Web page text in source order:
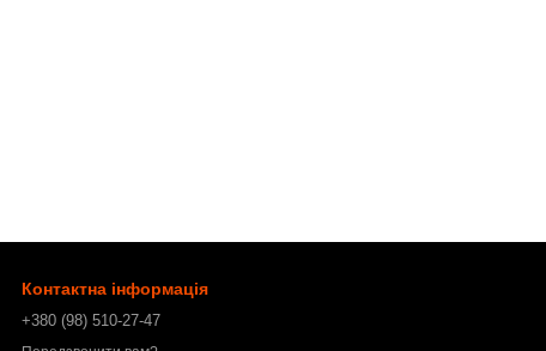
Контактна інформація
+380 (98) 510-27-47